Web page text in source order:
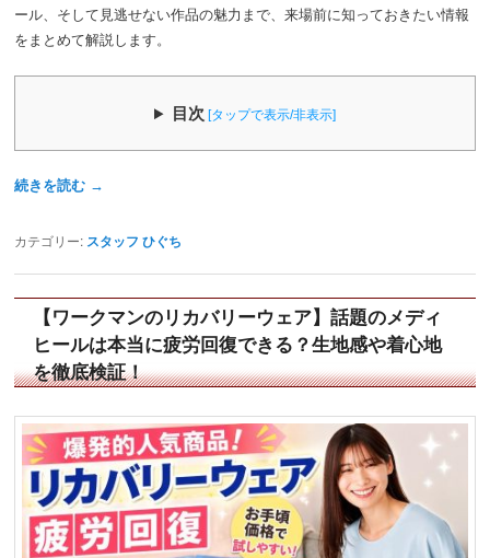
ール、そして見逃せない作品の魅力まで、来場前に知っておきたい情報
をまとめて解説します。
目次 [タップで表示/非表示]
続きを読む →
カテゴリー: スタッフ ひぐち
【ワークマンのリカバリーウェア】話題のメディ
ヒールは本当に疲労回復できる？生地感や着心地
を徹底検証！